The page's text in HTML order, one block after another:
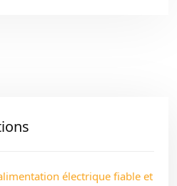
électrique fiable et